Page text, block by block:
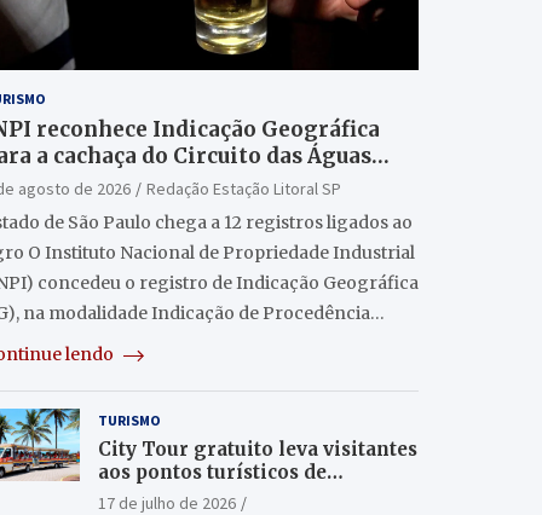
reconhece Indicação Geográfica
a cachaça do Circuito das Águas
agosto de 2026
Redação Estação Litoral SP
de São Paulo chega a 12 registros ligados ao
O Instituto Nacional de Propriedade Industrial
concedeu o registro de Indicação Geográfica
na modalidade Indicação de Procedência…
lendo
TURISMO
City Tour gratuito leva visitantes
aos pontos turísticos de
Itanhaém
17 de julho de 2026